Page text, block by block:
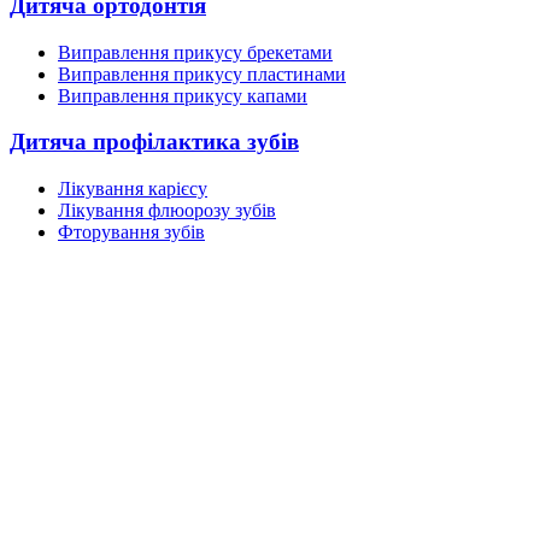
Дитяча ортодонтія
Виправлення прикусу брекетами
Виправлення прикусу пластинами
Виправлення прикусу капами
Дитяча профілактика зубів
Лікування карієсу
Лікування флюорозу зубів
Фторування зубів